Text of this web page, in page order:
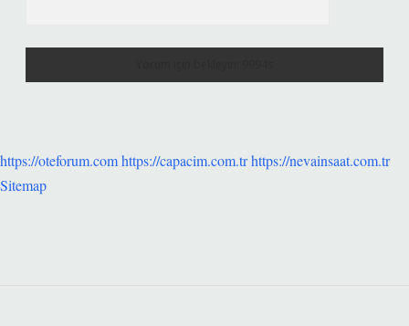
https://oteforum.comhttps://capacim.com.trhttps://nevainsaat.com.tr
Sitemap